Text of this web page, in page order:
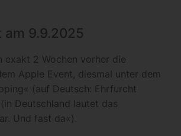
am 9.9.2025
exakt 2 Wochen vorher die
Apple Event, diesmal unter dem
(auf Deutsch: Ehrfurcht
Deutschland lautet das
Und fast da«).